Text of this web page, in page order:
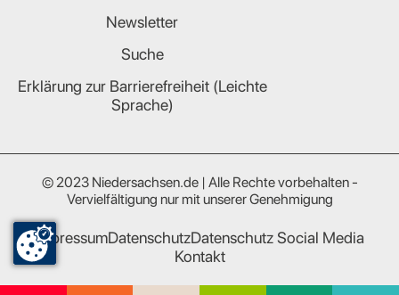
Newsletter
Suche
Erklärung zur Barrierefreiheit (Leichte
Sprache)
© 2023 Niedersachsen.de | Alle Rechte vorbehalten -
Vervielfältigung nur mit unserer Genehmigung
ImpressumDatenschutzDatenschutz Social Media
Kontakt